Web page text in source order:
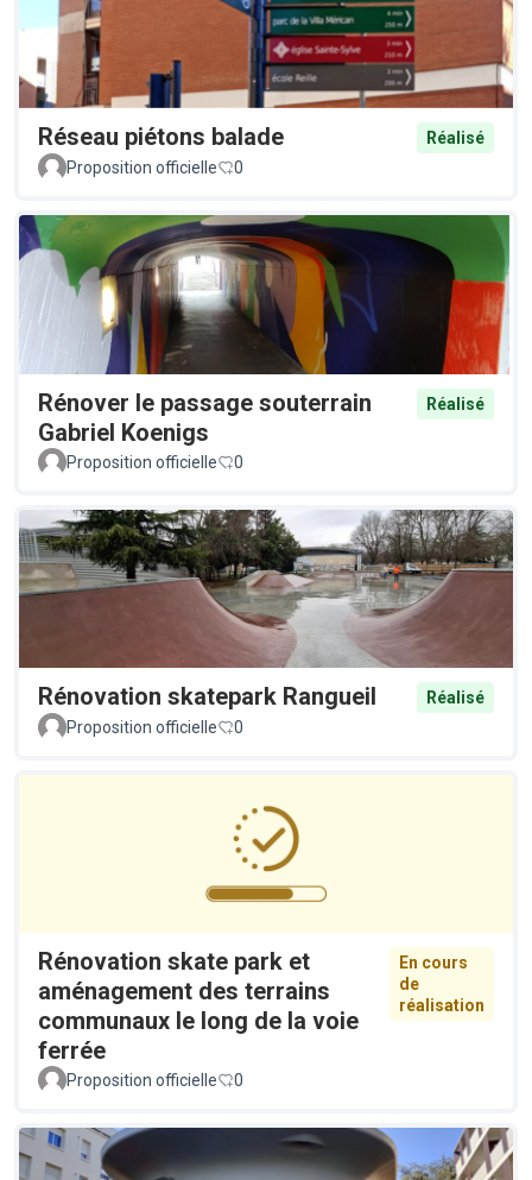
Réseau piétons balade
Réalisé
Proposition officielle
0
Rénover le passage souterrain
Gabriel Koenigs
Réalisé
Proposition officielle 0
Rénovation skatepark Rangueil
Réalisé
Proposition officielle
0
Rénovation skate park et
aménagement des terrains
communaux le long de la voie
ferrée
En cours
de
réalisation
Proposition officielle 0